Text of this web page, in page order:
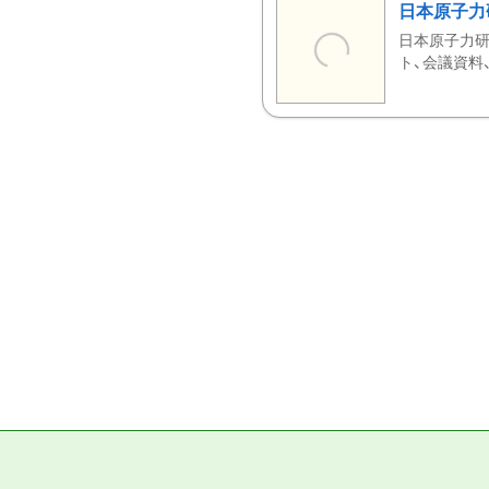
日本原子
日本原子力
ト、会議資